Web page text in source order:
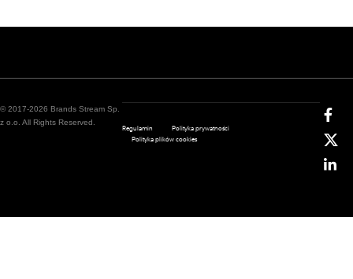
© 2017-2026 Brands Stream Sp.
z o.o. All Rights Reserved.
Regulamin
Polityka prywatności
Polityka plików cookies